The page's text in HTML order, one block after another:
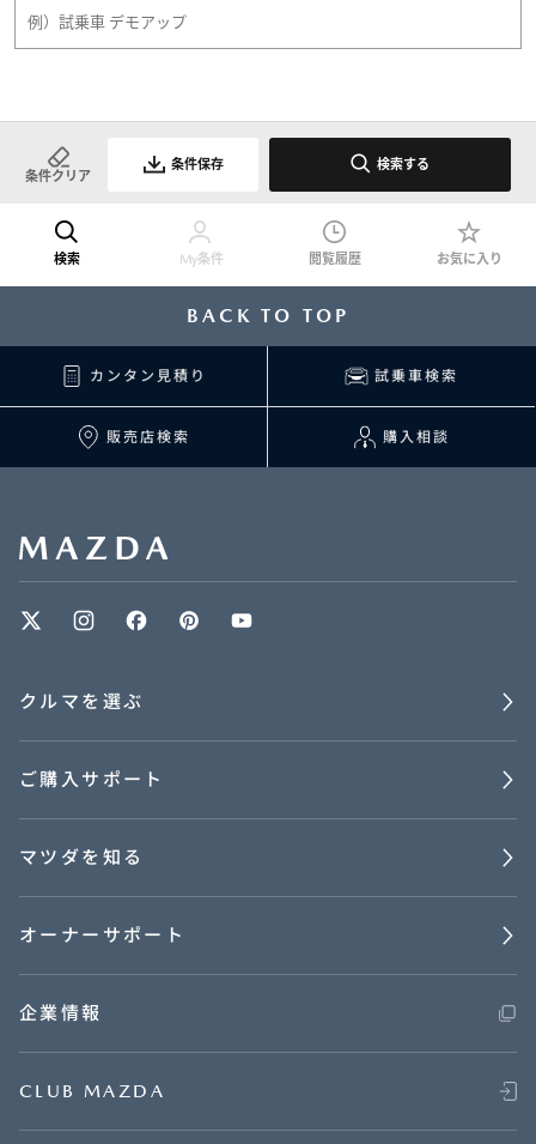
条件クリア
条件保存 検索する
検索 My条件 閲覧履歴 お気に入り
BACK TO TOP
カンタン見積り 試乗車検索
販売店検索 購入相談
クルマを選ぶ
ご購入サポート
マツダを知る
オーナーサポート
企業情報
CLUB MAZDA